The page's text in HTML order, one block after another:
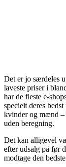
Det er jo særdeles
laveste priser i
har de fleste e-
specielt deres
kvinder og mænd –
uden beregning.
Det kan alligevel
efter udsalg på før
modtage den